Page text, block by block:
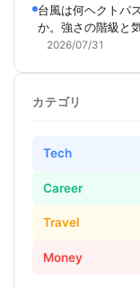
台風は何ヘクトパ
か。強さの階級と
2026/07/31
カテゴリ
Tech
Career
Travel
Money